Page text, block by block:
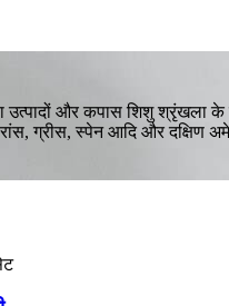
और कपास शिशु श्रृंखला के
ग्रीस, स्पेन आदि और दक्षिण